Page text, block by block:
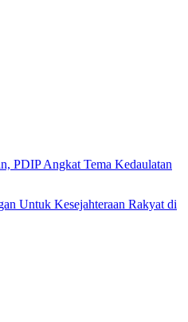
PDIP Angkat Tema Kedaulatan
Untuk Kesejahteraan Rakyat di